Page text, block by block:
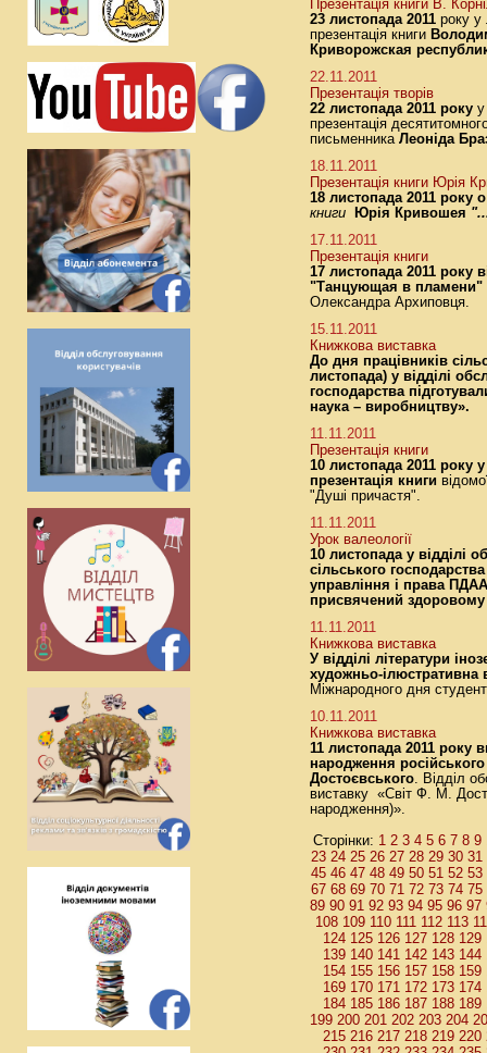
Презентація книги В.
23 листопада 2011 року у
презентація книги
Криворожская
22.11.2011
Презентація творів
22 листопада 2011 року у
презентація
письменника Леоніда
18.11.2011
Презентація книги Юрія
18 листопада 2011 року
книги
Юрія Кривошея
17.11.2011
Презентація книги
17 листопада 2011 року
"Танцующая в пламени"
Олександра Архиповця.
15.11.2011
Книжкова виставка
До дня працівників
листопада) у відділі
господарства
наука – виробництву».
11.11.2011
Презентація книги
10 листопада 2011 року у
презентація книги
"Душі причастя".
11.11.2011
Урок валеології
10 листопада у відділі
сільського
управління і права
присвячений
11.11.2011
Книжкова виставка
У відділі літератури
художньо-ілюстративна
Міжнародного дня
10.11.2011
Книжкова виставка
11 листопада 2011 року
народження
Достоєвського. Відділ
виставку «Світ Ф. М.
народження)».
Сторінки: 1 2 3 4 5 6 7 8 9
23 24 25 26 27 28 29 30 31
45 46 47 48 49 50 51 52 53
67 68 69 70 71 72 73 74 75
89 90 91 92 93 94 95 96 97
108 109 110 111 112 113
124 125 126 127 128 129
139 140 141 142 143 144
154 155 156 157 158 159
169 170 171 172 173 174
184 185 186 187 188 189
199 200 201 202 203 204
215 216 217 218 219 220